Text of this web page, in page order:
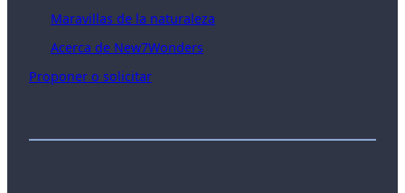
Maravillas de la naturaleza
Acerca de New7Wonders
Proponer o solicitar